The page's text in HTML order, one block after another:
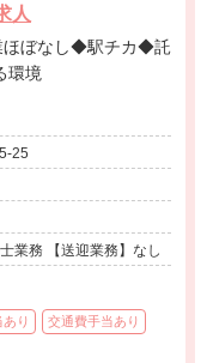
人
環境
25
業務 【送迎業務】なし
り 交通費手当あり